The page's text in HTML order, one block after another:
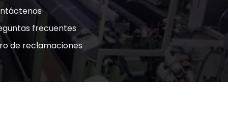
frecuentes
de reclamaciones